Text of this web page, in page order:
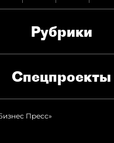
Рубрики
Спец­проекты
Пресс»